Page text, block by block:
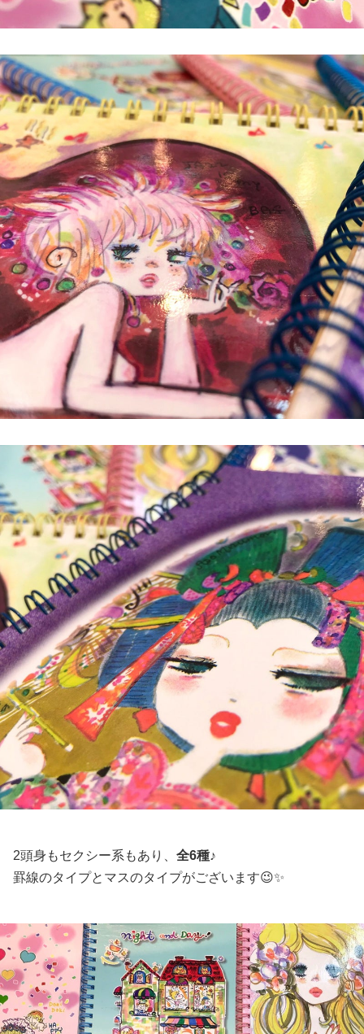
2頭身もセクシー系もあり、 全6種♪
罫線のタイプとマスのタイプがございます😉✨